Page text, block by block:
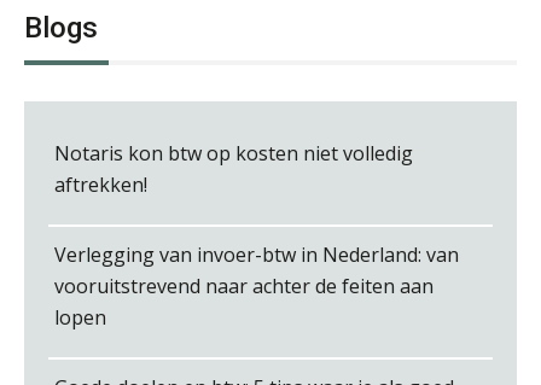
Jan van Wijngaarden
Blogs
Notaris kon btw op kosten niet volledig
aftrekken!
Verlegging van invoer-btw in Nederland: van
vooruitstrevend naar achter de feiten aan
lopen